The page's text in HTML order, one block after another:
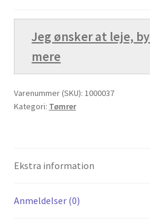
Unsubscribe auctions
Vores fremtid
Vores nye SBMU Auktion
(Inhouse)
antal
Jeg ønsker at leje,
mere
Varenummer (SKU): 1000037
Kategori: Tømrer
Ekstra information
Anmeldelser (0)